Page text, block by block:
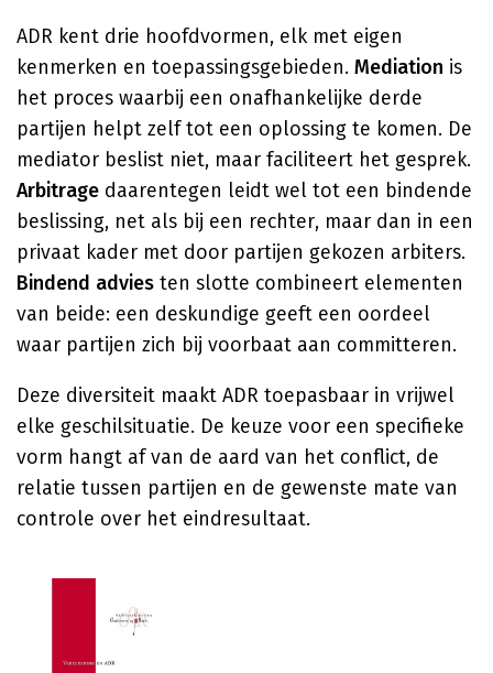
ADR kent drie hoofdvormen, elk met eigen
kenmerken en toepassingsgebieden. Mediation is
het proces waarbij een onafhankelijke derde
partijen helpt zelf tot een oplossing te komen. De
mediator beslist niet, maar faciliteert het gesprek.
Arbitrage daarentegen leidt wel tot een bindende
beslissing, net als bij een rechter, maar dan in een
privaat kader met door partijen gekozen arbiters.
Bindend advies ten slotte combineert elementen
van beide: een deskundige geeft een oordeel
waar partijen zich bij voorbaat aan committeren.
Deze diversiteit maakt ADR toepasbaar in vrijwel
elke geschilsituatie. De keuze voor een specifieke
vorm hangt af van de aard van het conflict, de
relatie tussen partijen en de gewenste mate van
controle over het eindresultaat.